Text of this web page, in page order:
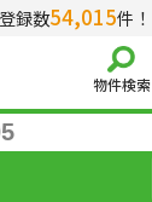
録数54,015件！
物件検索